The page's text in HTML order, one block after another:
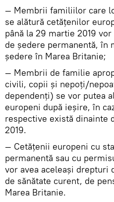
— Membrii familiilor care
se alătură cetăţenilor
până la 29 martie 2019
de şedere permanentă, în
şedere în Marea Britanie;
— Membrii de familie
civili, copii şi nepoţi/
dependenţi) se vor putea
europeni după ieşire, în
respective există dinainte
2019.
— Cetăţenii europeni cu
permanentă sau cu
vor avea aceleaşi drepturi
de sănătate curent, de
Marea Britanie.